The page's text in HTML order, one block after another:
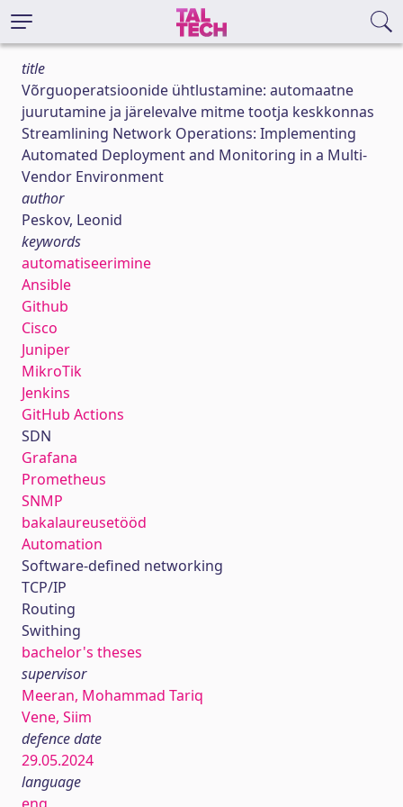
title
Võrguoperatsioonide ühtlustamine: automaatne
juurutamine ja järelevalve mitme tootja keskkonnas
Streamlining Network Operations: Implementing
Automated Deployment and Monitoring in a Multi-
Vendor Environment
author
Peskov, Leonid
keywords
automatiseerimine
Ansible
Github
Cisco
Juniper
MikroTik
Jenkins
GitHub Actions
SDN
Grafana
Prometheus
SNMP
bakalaureusetööd
Automation
Software-defined networking
TCP/IP
Routing
Swithing
bachelor's theses
supervisor
Meeran, Mohammad Tariq
Vene, Siim
defence date
29.05.2024
language